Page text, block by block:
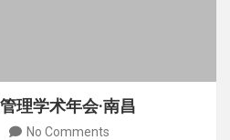
理学术年会·南昌
No Comments